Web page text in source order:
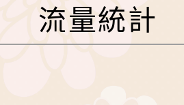
服務度第2學期
畫」
園市政府LED
託播影（
我國身心障
CRPD）第三
府新聞處115
流量統計